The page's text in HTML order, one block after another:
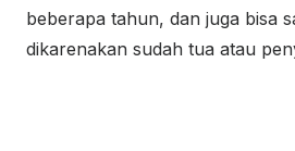
beberapa tahun, dan juga bisa
dikarenakan sudah tua atau